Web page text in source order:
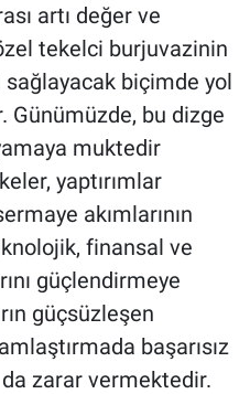
artı değer ve
tekelci burjuvazinin
sağlayacak biçimde yol
bu dizge
muktedir
yaptırımlar
akımlarının
finansal ve
güçlendirmeye
güçsüzleşen
başarısız
zarar vermektedir.